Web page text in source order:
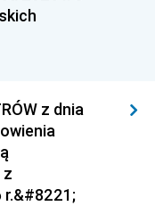
z dnia
r.&#8221;